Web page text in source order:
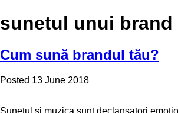
sunetul unui brand
Cum sună brandul tău?
Posted 13 June 2018
Sunetul și muzica sunt declanșatori